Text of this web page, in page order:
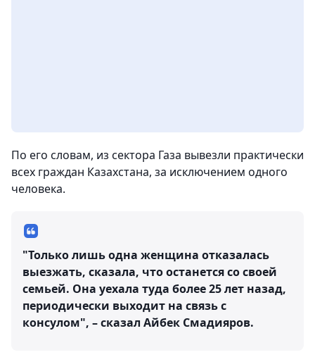
По его словам, из сектора Газа вывезли практически
всех граждан Казахстана, за исключением одного
человека.
"Только лишь одна женщина отказалась
выезжать, сказала, что останется со своей
семьей. Она уехала туда более 25 лет назад,
периодически выходит на связь с
консулом", – сказал Айбек Смадияров.